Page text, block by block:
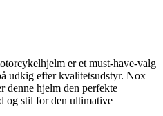
er et must-have-valg
udkig efter kvalitetsudstyr. Nox
denne hjelm den perfekte
og stil for den ultimative